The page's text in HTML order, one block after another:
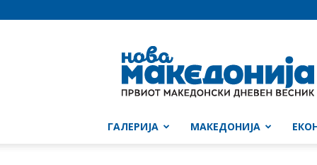
Македонија
ГАЛЕРИЈА МАКЕДОНИЈА